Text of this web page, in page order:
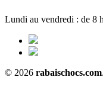
Lundi au vendredi : de 8
© 2026 rabaischocs.com